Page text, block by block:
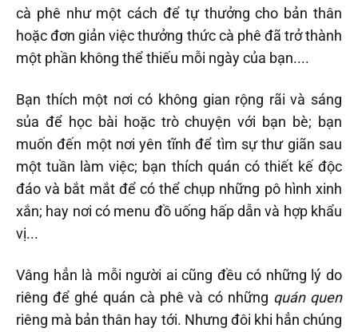
cà phê như một cách để tự thưởng cho bản thân
hoặc đơn giản việc thưởng thức cà phê đã trở thành
một phần không thể thiếu mỗi ngày của bạn....
Bạn thích một nơi có không gian rộng rãi và sáng
sủa để học bài hoặc trò chuyện với bạn bè; bạn
muốn đến một nơi yên tĩnh để tìm sự thư giãn sau
một tuần làm việc; bạn thích quán có thiết kế độc
đáo và bắt mắt để có thể chụp những pô hình xinh
xắn; hay nơi có menu đồ uống hấp dẫn và hợp khẩu
vị...
Vâng hẳn là mỗi người ai cũng đều có những lý do
riêng để ghé quán cà phê và có những quán quen
riêng mà bản thân hay tới. Nhưng đôi khi hẳn chúng